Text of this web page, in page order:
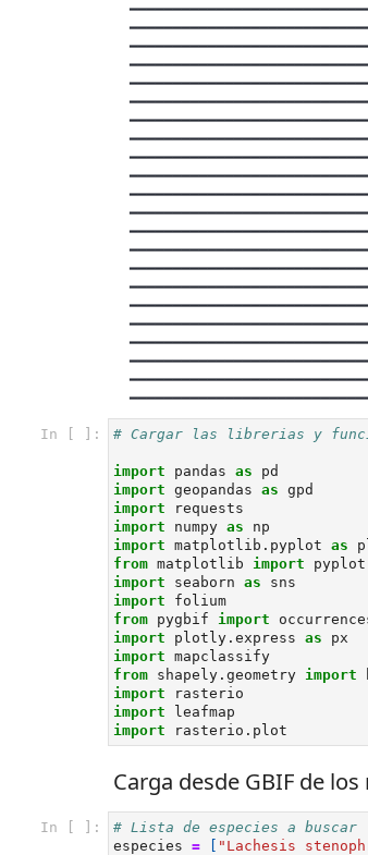
In [ ]: # Cargar las librerias y
import pandas as
pd
import geopandas as gpd
import
requests
import
numpy as
np
import matplotlib.pyplot as
from matplotlib import pyplot
import
seaborn as
sns
import
folium
from pygbif import
import
plotly.express as
px
import mapclassify
from shapely.geometry import
import
rasterio
import
leafmap
import
rasterio.plot
Carga desde GBIF de
In [ ]:
# Lista de especies a buscar
especies = "Lachesis